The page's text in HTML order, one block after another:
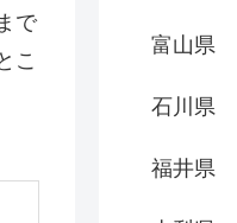
で
こ
富山県
石川県
福井県